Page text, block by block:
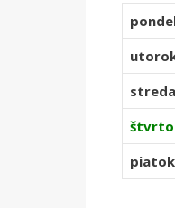
streda
piatok